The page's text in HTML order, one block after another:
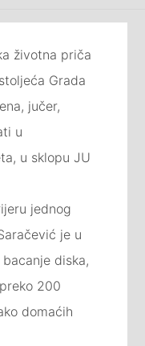
životna priča
Grada
jučer,
u
u sklopu JU
jednog
je u
diska,
200
domaćih